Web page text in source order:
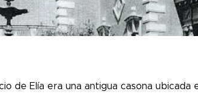
de Elía era una antigua casona